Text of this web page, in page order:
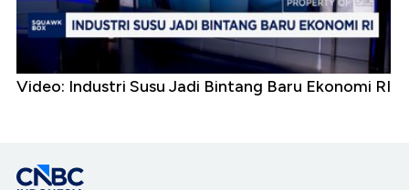
Video: Industri Susu Jadi Bintang Baru Ekonomi RI